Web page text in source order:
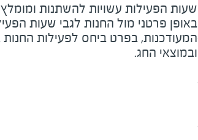
שעות הפעילות עשויות להשתנות
באופן פרטני מול החנות לגבי שעות
המעודכנות, בפרט ביחס לפעילות
ובמוצאי החג.